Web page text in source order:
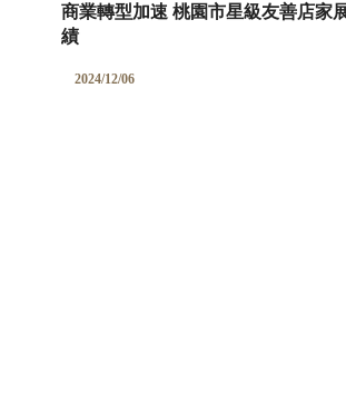
商業轉型加速 桃園市星級友善店家
績
2024/12/06